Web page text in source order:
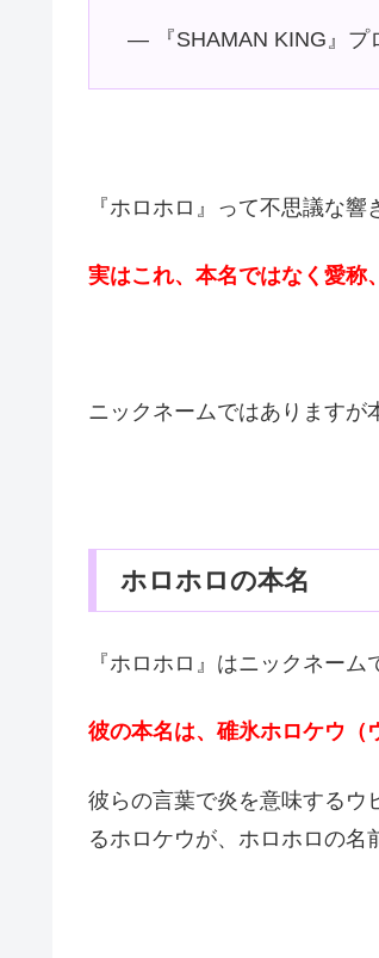
— 『SHAMAN KING』プ
『ホロホロ』って不思議な響
実はこれ、本名ではなく愛称
ニックネームではありますが
ホロホロの本名
『ホロホロ』はニックネーム
彼の本名は、碓氷ホロケウ（
彼らの言葉で炎を意味するウ
るホロケウが、ホロホロの名